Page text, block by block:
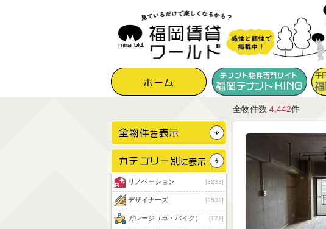
全物件数 4,442件
リノベーション 3233
デザイナーズ 2532
ガレージ（車・バイク） 171